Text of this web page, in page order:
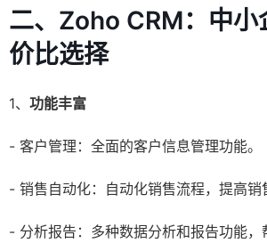
二、Zoho CRM：中小
价比选择
1、 功能丰富
- 客户管理：全面的客户信息管理功能。
- 销售自动化：自动化销售流程，提高销
- 分析报告：多种数据分析和报告功能